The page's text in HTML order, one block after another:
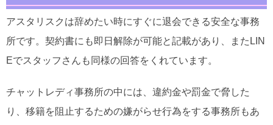
アスタリスクは辞めたい時にすぐに退会できる安全な事務
所です。契約書にも即日解除が可能と記載があり、またLIN
Eでスタッフさんも同様の回答をくれています。
チャットレディ事務所の中には、違約金や罰金で脅した
り、移籍を阻止するための嫌がらせ行為をする事務所もあ